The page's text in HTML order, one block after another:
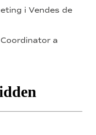
i Vendes de
a